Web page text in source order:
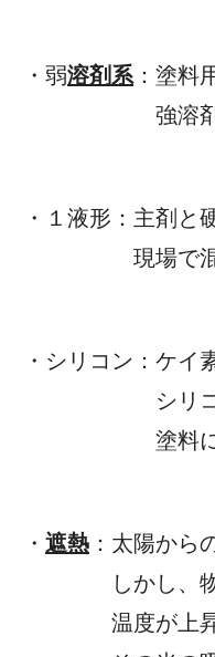
・弱溶剤系 ：塗料
強溶剤塗料よ
・１液形：
現場で混ぜる
・シリコン： ケイ
シリコンとも
塗料に
・ 遮熱 ：太陽か
しかし、物質
温